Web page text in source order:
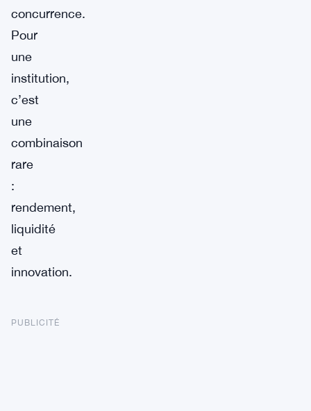
concurrence.
Pour
une
institution,
c’est
une
combinaison
rare
:
rendement,
liquidité
et
innovation.
PUBLICITÉ